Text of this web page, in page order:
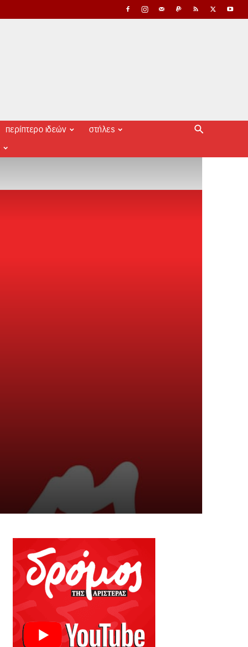
περίπτερο ιδεών στήλες